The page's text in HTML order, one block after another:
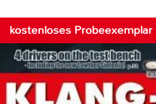
kostenloses Probeexemplar